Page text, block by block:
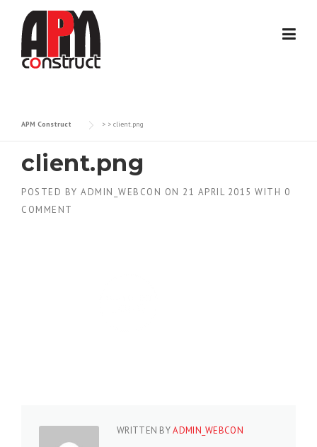
content
APM Construct > > client.png
client.png
POSTED BY ADMIN_WEBCON ON 21 APRIL 2015 WITH 0
COMMENT
WRITTEN BYADMIN_WEBCON